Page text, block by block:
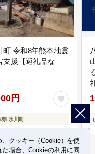
町 令和8年熊本地震
支援【返礼品な
円
県 氷川町
クッキー（Cookie）を使
場合、Cookieの利用に同